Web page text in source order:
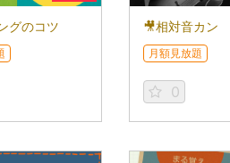
グのコツ 🎥相対音カン
月額見放題
0